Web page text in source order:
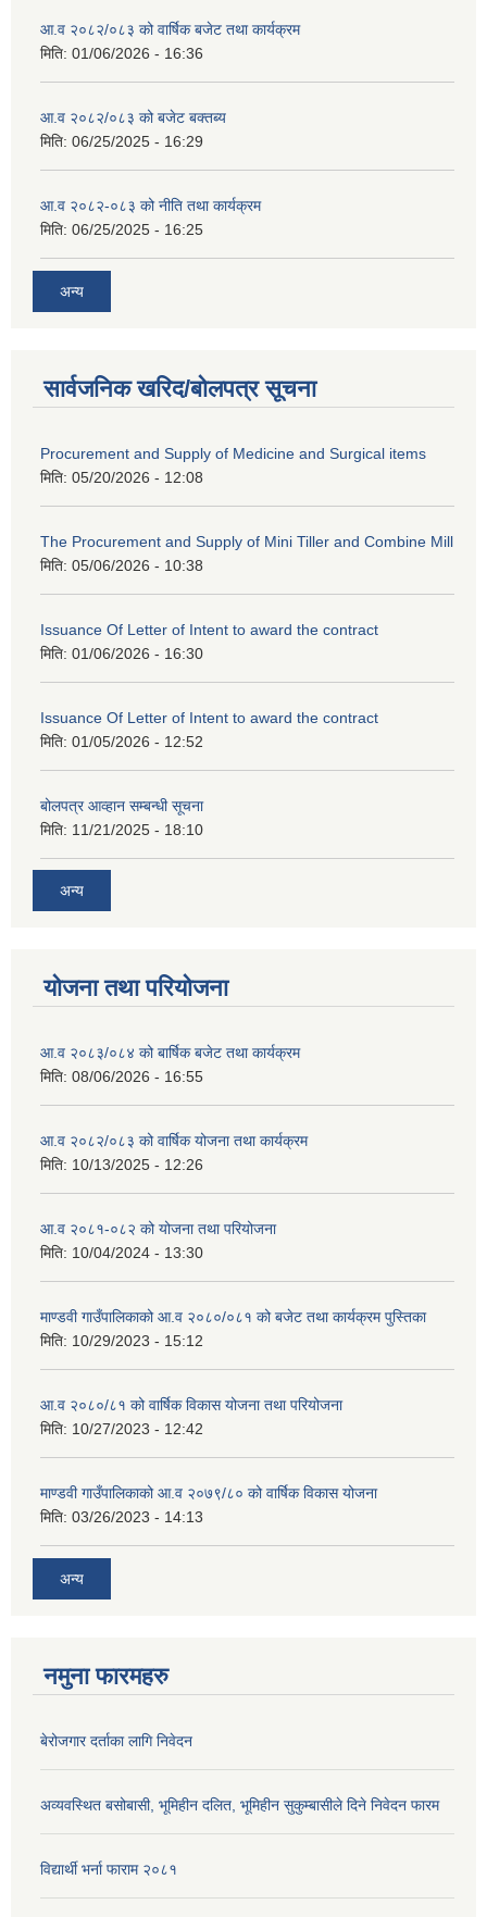
आ.व २०८२/०८३ को वार्षिक बजेट तथा कार्यक्रम
मिति: 01/06/2026 - 16:36
आ.व २०८२/०८३ को बजेट बक्तब्य
मिति: 06/25/2025 - 16:29
आ.व २०८२-०८३ को नीति तथा कार्यक्रम
मिति: 06/25/2025 - 16:25
अन्य
सार्वजनिक खरिद/बोलपत्र सूचना
Procurement and Supply of Medicine and Surgical items
मिति: 05/20/2026 - 12:08
The Procurement and Supply of Mini Tiller and Combine Mill
मिति: 05/06/2026 - 10:38
Issuance Of Letter of Intent to award the contract
मिति: 01/06/2026 - 16:30
Issuance Of Letter of Intent to award the contract
मिति: 01/05/2026 - 12:52
बोलपत्र आव्हान सम्बन्धी सूचना
मिति: 11/21/2025 - 18:10
अन्य
योजना तथा परियोजना
आ.व २०८३/०८४ को बार्षिक बजेट तथा कार्यक्रम
मिति: 08/06/2026 - 16:55
आ.व २०८२/०८३ को वार्षिक योजना तथा कार्यक्रम
मिति: 10/13/2025 - 12:26
आ.व २०८१-०८२ को योजना तथा परियोजना
मिति: 10/04/2024 - 13:30
माण्डवी गाउँपालिकाको आ.व २०८०/०८१ को बजेट तथा कार्यक्रम पुस्तिका
मिति: 10/29/2023 - 15:12
आ.व २०८०/८१ को वार्षिक विकास योजना तथा परियोजना
मिति: 10/27/2023 - 12:42
माण्डवी गाउँपालिकाको आ.व २०७९/८० को वार्षिक विकास योजना
मिति: 03/26/2023 - 14:13
अन्य
नमुना फारमहरु
बेरोजगार दर्ताका लागि निवेदन
अव्यवस्थित बसोबासी, भूमिहीन दलित, भूमिहीन सुकुम्बासीले दिने निवेदन फारम
विद्यार्थी भर्ना फाराम २०८१